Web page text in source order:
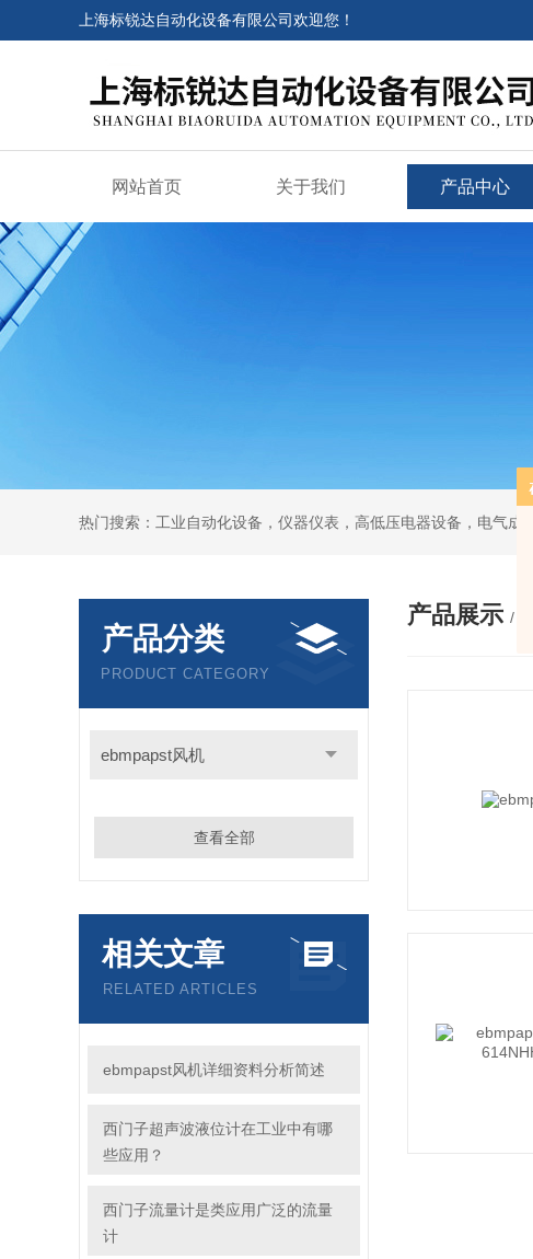
上海标锐达自动化设备有限公司欢迎您！
网站首页 关于我们 产品中心
热门搜索：工业自动化设备，仪器仪表，高低压电器设备，电气成
产品分类
PRODUCT CATEGORY
ebmpapst风机
查看全部
相关文章
RELATED ARTICLES
ebmpapst风机详细资料分析简述
西门子超声波液位计在工业中有哪
些应用？
西门子流量计是类应用广泛的流量
计
产品展示 /